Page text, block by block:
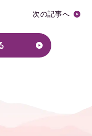
次の記事へ